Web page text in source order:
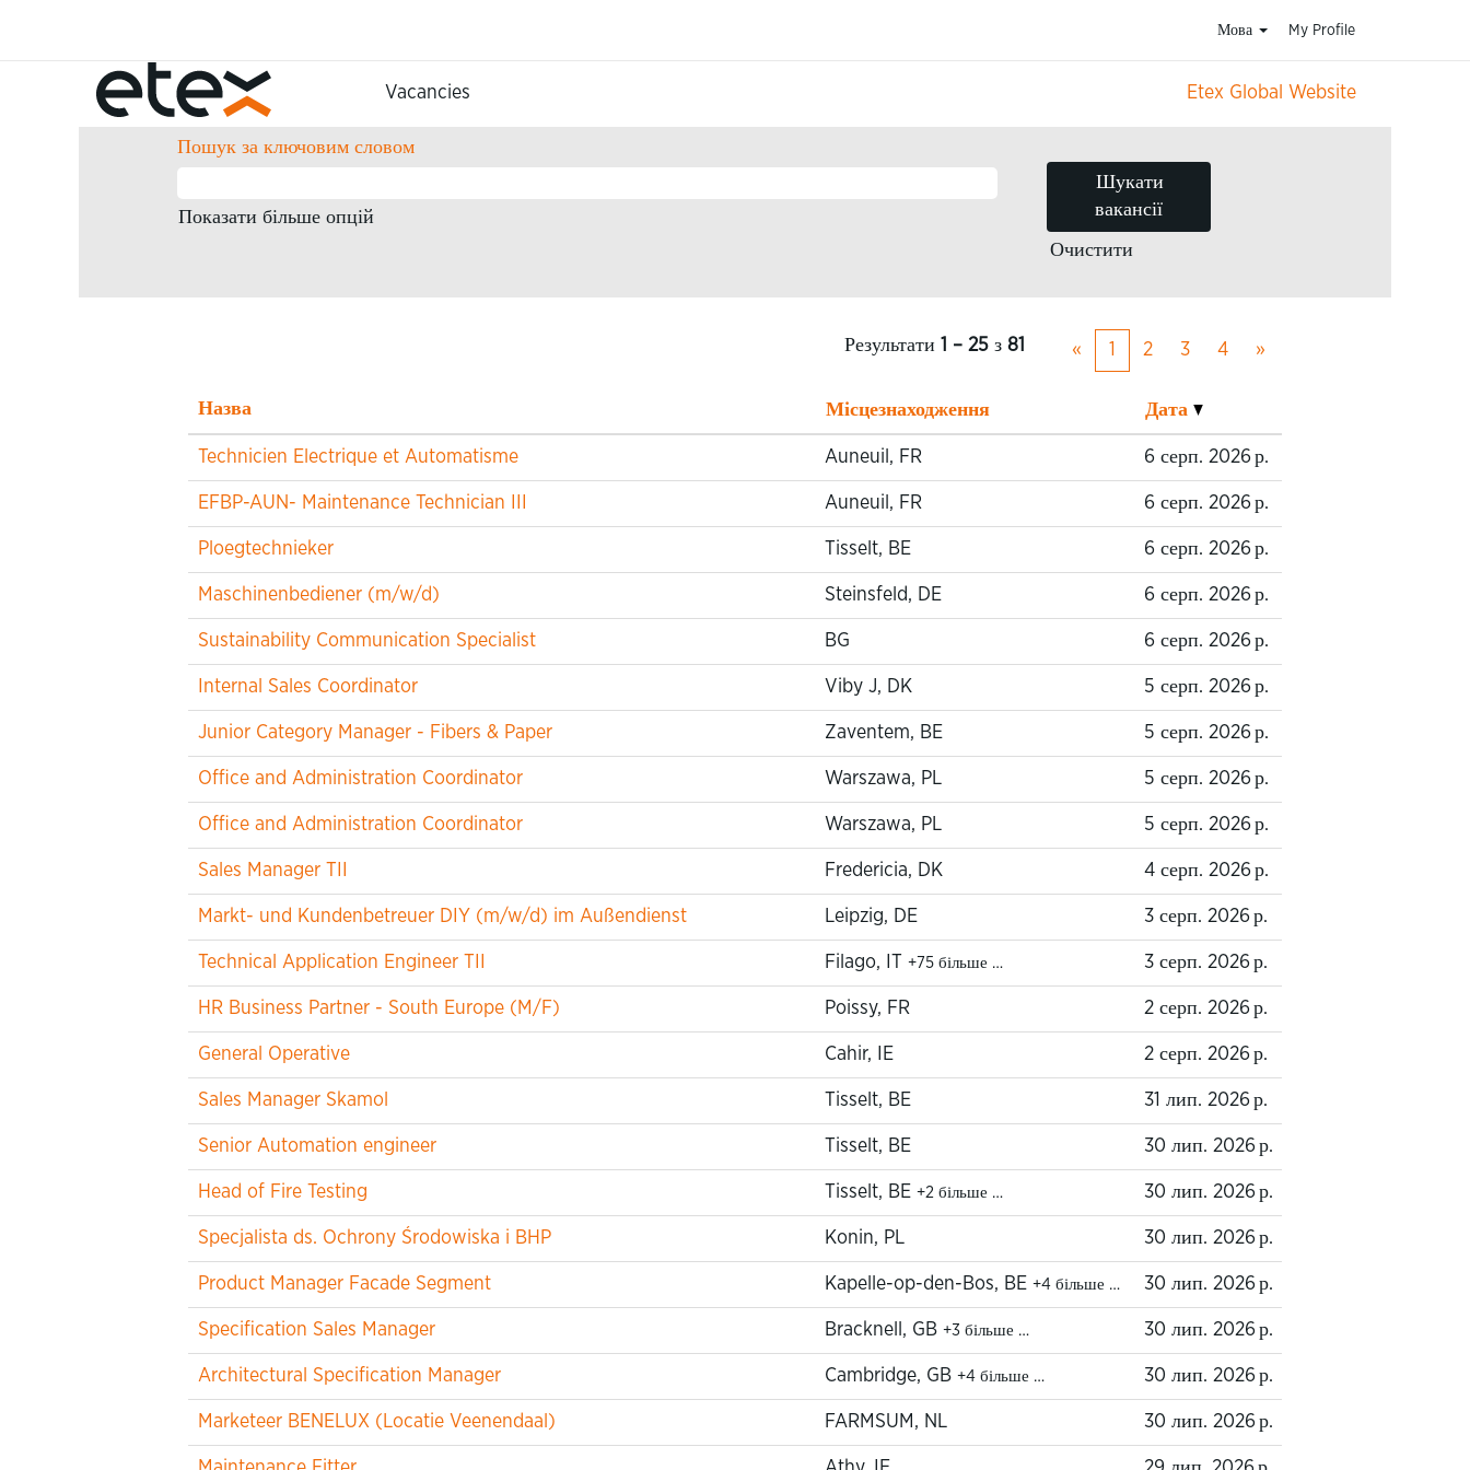
Мова My Profile
Vacancies Etex Global Website
Результати пошуку для"".
Пошук за ключовим словом
Показати більше опцій
Очистити
Результати 1 – 25 з 81 « 1 2 3 4 »
Назва Місцезнаходження Дата
Technicien Electrique et Automatisme Auneuil, FR 6 серп. 2026 р.
EFBP-AUN- Maintenance Technician III Auneuil, FR 6 серп. 2026 р.
Ploegtechnieker Tisselt, BE 6 серп. 2026 р.
Maschinenbediener (m/w/d) Steinsfeld, DE 6 серп. 2026 р.
Sustainability Communication Specialist BG 6 серп. 2026 р.
Internal Sales Coordinator Viby J, DK 5 серп. 2026 р.
Junior Category Manager - Fibers & Paper Zaventem, BE 5 серп. 2026 р.
Office and Administration Coordinator Warszawa, PL 5 серп. 2026 р.
Office and Administration Coordinator Warszawa, PL 5 серп. 2026 р.
Sales Manager TII Fredericia, DK 4 серп. 2026 р.
Markt- und Kundenbetreuer DIY (m/w/d) im Außendienst Leipzig, DE 3 серп. 2026 р.
Technical Application Engineer TII Filago, IT +75 більше … 3 серп. 2026 р.
HR Business Partner - South Europe (M/F) Poissy, FR 2 серп. 2026 р.
General Operative Cahir, IE 2 серп. 2026 р.
Sales Manager Skamol Tisselt, BE 31 лип. 2026 р.
Senior Automation engineer Tisselt, BE 30 лип. 2026 р.
Head of Fire Testing Tisselt, BE +2 більше … 30 лип. 2026 р.
Specjalista ds. Ochrony Środowiska i BHP Konin, PL 30 лип. 2026 р.
Product Manager Facade Segment Kapelle-op-den-Bos, BE +4 більше … 30 лип. 2026 р.
Specification Sales Manager Bracknell, GB +3 більше … 30 лип. 2026 р.
Architectural Specification Manager Cambridge, GB +4 більше … 30 лип. 2026 р.
Marketeer BENELUX (Locatie Veenendaal) FARMSUM, NL 30 лип. 2026 р.